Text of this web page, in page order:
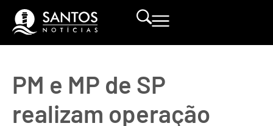
PM e MP de SP
realizam operação